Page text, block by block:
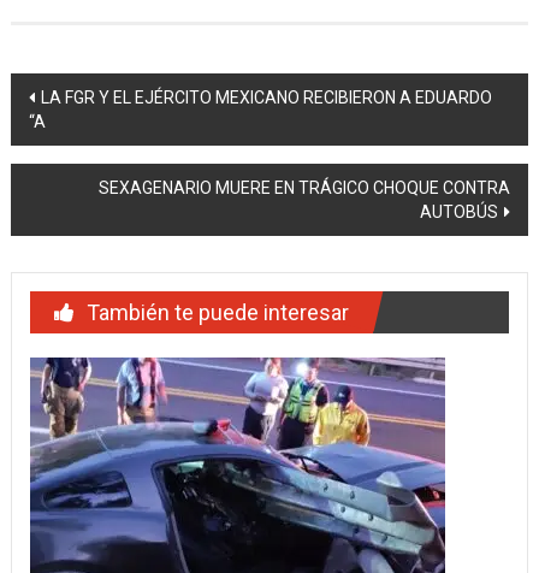
Navegación
de
entradas
LA FGR Y EL EJÉRCITO MEXICANO RECIBIERON A EDUARDO
“A
SEXAGENARIO MUERE EN TRÁGICO CHOQUE CONTRA
AUTOBÚS
También te puede interesar